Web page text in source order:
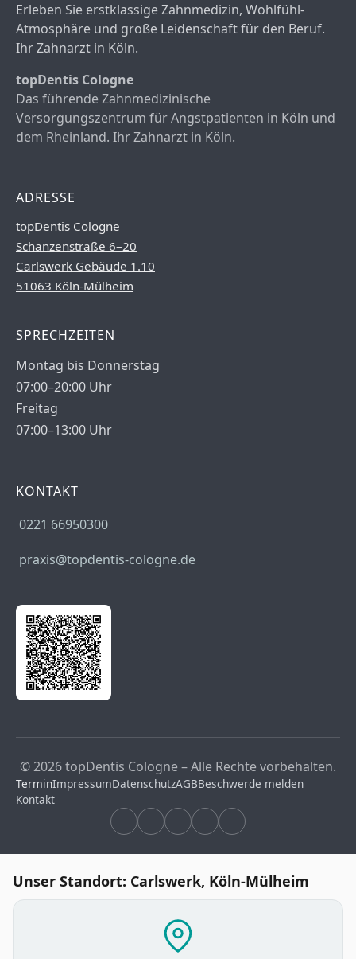
Erleben Sie erstklassige Zahnmedizin, Wohlfühl-
Atmosphäre und große Leidenschaft für den Beruf.
Ihr Zahnarzt in Köln.
topDentis Cologne
Das führende Zahnmedizinische
Versorgungszentrum für Angstpatienten in Köln und
dem Rheinland. Ihr Zahnarzt in Köln.
ADRESSE
topDentis Cologne
Schanzenstraße 6–20
Carlswerk Gebäude 1.10
51063 Köln-Mülheim
SPRECHZEITEN
Montag bis Donnerstag
07:00–20:00 Uhr
Freitag
07:00–13:00 Uhr
KONTAKT
0221 66950300
praxis@topdentis-cologne.de
© 2026 topDentis Cologne – Alle Rechte vorbehalten.
TerminImpressumDatenschutzAGBBeschwerde melden
Kontakt
Unser Standort: Carlswerk, Köln-Mülheim